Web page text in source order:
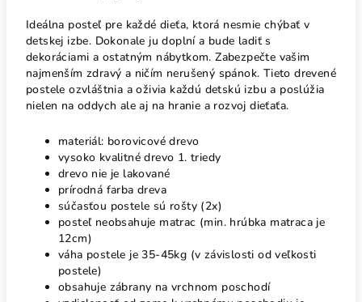
Ideálna posteľ pre každé dieťa, ktorá nesmie chýbať v
detskej izbe. Dokonale ju doplní a bude ladiť s
dekoráciami a ostatným nábytkom. Zabezpečte vašim
najmenším zdravý a ničím nerušený spánok. Tieto drevené
postele ozvláštnia a oživia každú detskú izbu a poslúžia
nielen na oddych ale aj na hranie a rozvoj dieťaťa.
materiál: borovicové drevo
vysoko kvalitné drevo 1. triedy
drevo nie je lakované
prírodná farba dreva
súčasťou postele sú rošty (2x)
posteľ neobsahuje matrac (min. hrúbka matraca je
12cm)
váha postele je 35-45kg (v závislosti od veľkosti
postele)
obsahuje zábrany na vrchnom poschodí